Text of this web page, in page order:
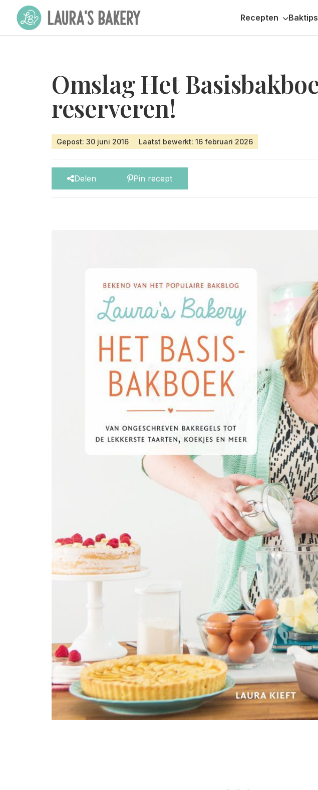
Recepten
Omslag Het
reserveren!
Gepost: 30 juni 2016 Laatst bewerkt: 16 februari 2026
Delen Pin recept